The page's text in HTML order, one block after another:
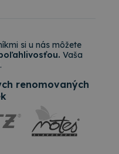
si u nás môžete
Vaša
renomovaných